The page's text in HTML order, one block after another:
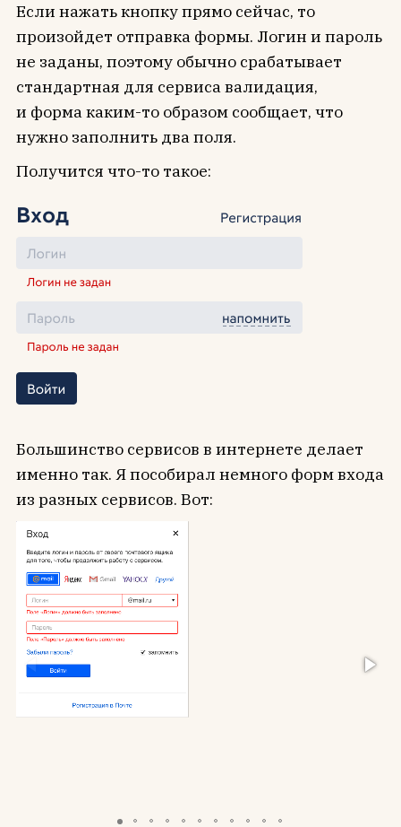
Если нажать кнопку прямо сейчас, то
произойдет отправка формы. Логин и пароль
не заданы, поэтому обычно срабатывает
стандартная для сервиса валидация,
и форма каким-то образом сообщает, что
нужно заполнить два поля.
Получится что-то такое:
Большинство сервисов в интернете делает
именно так. Я пособирал немного форм входа
из разных сервисов. Вот: